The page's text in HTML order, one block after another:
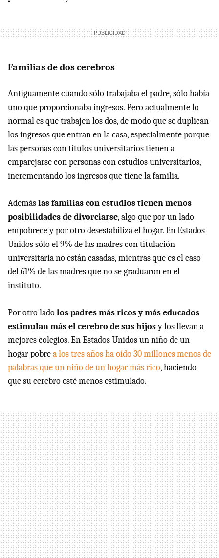
Familias de dos cerebros
Antiguamente cuando sólo trabajaba el padre, sólo había
uno que proporcionaba ingresos. Pero actualmente lo
normal es que trabajen los dos, de modo que se duplican
los ingresos que entran en la casa, especialmente porque
las personas con títulos universitarios tienen a
emparejarse con personas con estudios universitarios,
incrementando los ingresos que tiene la familia.
Ademáslas familias con estudios tienen menos
posibilidades de divorciarse, algo que por un lado
empobrece y por otro desestabiliza el hogar. En Estados
Unidos sólo el 9% de las madres con titulación
universitaria no están casadas, mientras que es el caso
del 61% de las madres que no se graduaron en el
instituto.
Por otro ladolos padres más ricos y más educados
estimulan más el cerebro de sus hijosy los llevan a
mejores colegios. En Estados Unidos un niño de un
hogar pobrea los tres años ha oído 30 millones menos de
palabras que un niño de un hogar más rico, haciendo
que su cerebro esté menos estimulado.